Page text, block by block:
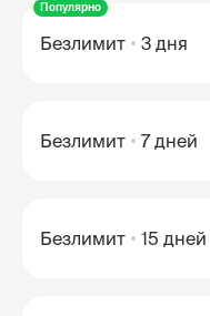
Популярно
Безлимит 3 дня
Безлимит 7 дней
Безлимит 15 дней